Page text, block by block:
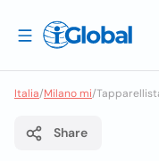
Italia/Milano mi/
Share